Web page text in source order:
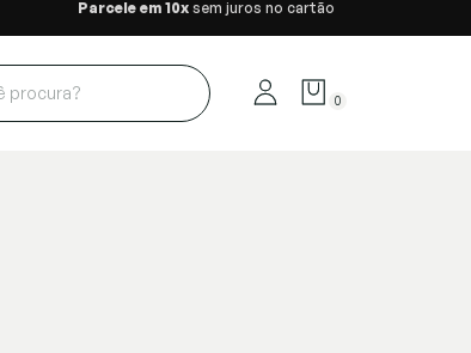
Parcele em 10x sem juros no cartão
0